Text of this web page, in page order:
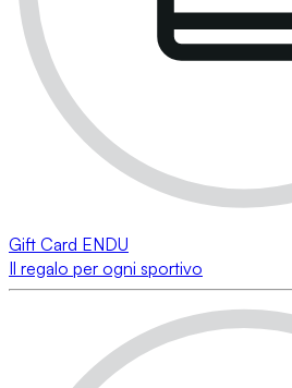
Gift Card ENDU
Il regalo per ogni sportivo